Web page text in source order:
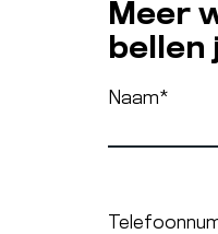
Meer
bellen
Naam*